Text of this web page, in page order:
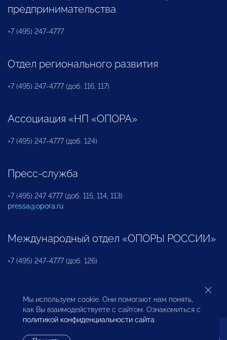
предпринимательства
+7 (495) 247-4777
Отдел регионального развития
+7 (495) 247-4777 (доб. 116, 117)
Ассоциация «НП «ОПОРА»
+7 (495) 247-4777 (доб. 124)
Пресс-служба
+7 (495) 247 4777 (доб. 115, 114, 113)
pressa@opora.ru
Международный отдел «ОПОРЫ РОССИИ»
+7 (495) 247-4777 (доб. 126)
Бюро по защите прав предпринимателей и
инвесторов
Мы используем cookie. Они помогают нам понять,
как Вы взаимодействуете с сайтом. Ознакомиться с
политикой конфиденциальности сайта.